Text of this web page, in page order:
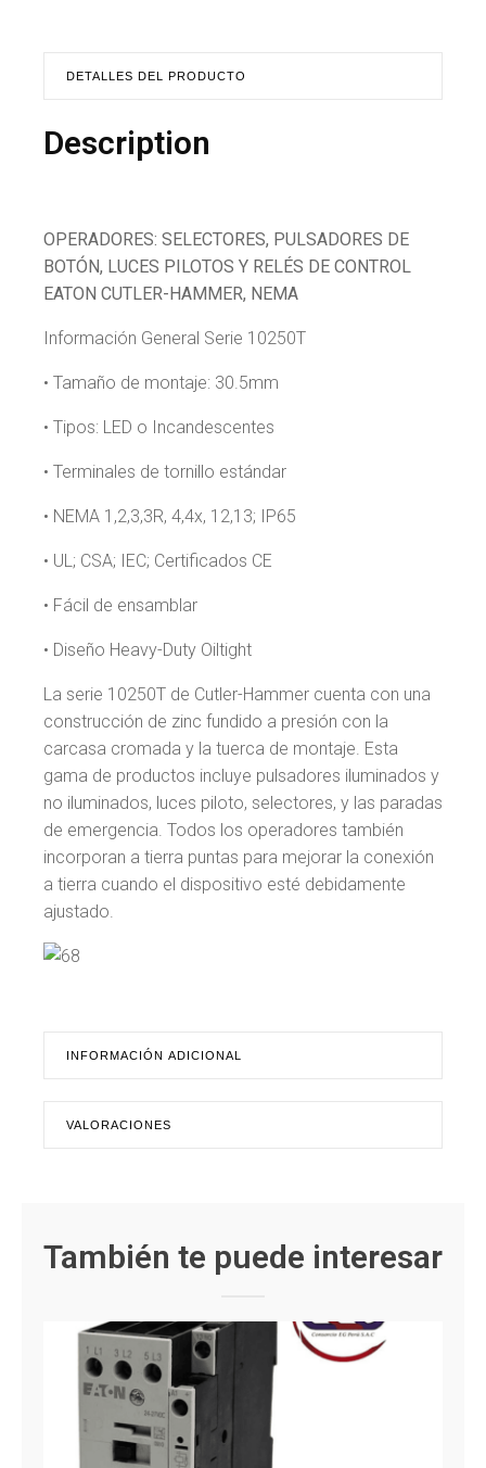
DETALLES DEL PRODUCTO
Description
OPERADORES: SELECTORES, PULSADORES DE
BOTÓN, LUCES PILOTOS Y RELÉS DE CONTROL
EATON CUTLER-HAMMER, NEMA
Información General Serie 10250T
• Tamaño de montaje: 30.5mm
• Tipos: LED o Incandescentes
• Terminales de tornillo estándar
• NEMA 1,2,3,3R, 4,4x, 12,13; IP65
• UL; CSA; IEC; Certificados CE
• Fácil de ensamblar
• Diseño Heavy-Duty Oiltight
La serie 10250T de Cutler-Hammer cuenta con una
construcción de zinc fundido a presión con la
carcasa cromada y la tuerca de montaje. Esta
gama de productos incluye pulsadores iluminados y
no iluminados, luces piloto, selectores, y las paradas
de emergencia. Todos los operadores también
incorporan a tierra puntas para mejorar la conexión
a tierra cuando el dispositivo esté debidamente
ajustado.
INFORMACIÓN ADICIONAL
VALORACIONES
También te puede interesar